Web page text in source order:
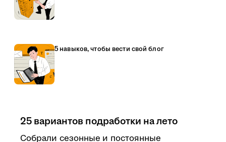
5 навыков, чтобы вести свой блог
25 вариантов подработки на лето
Собрали сезонные и постоянные